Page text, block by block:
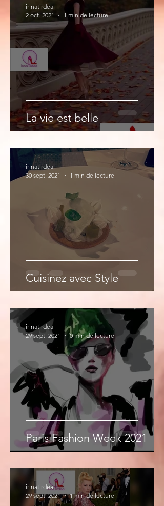
La vie est belle
irinatirdea
2 oct. 2021
1 min de lecture
Cuisinez avec Style
irinatirdea
30 sept. 2021
1 min de lecture
Paris Fashion Week 2021
irinatirdea
29 sept. 2021
0 min de lecture
irinatirdea
29 sept. 2021
1 min de lecture